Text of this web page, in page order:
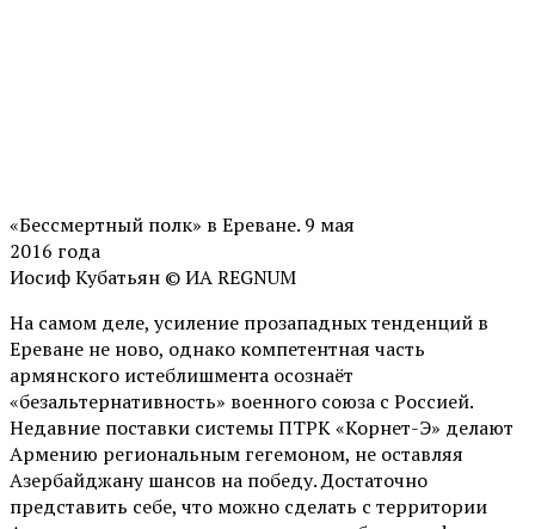
«Бессмертный полк» в Ереване. 9 мая
2016 года
Иосиф Кубатьян © ИА REGNUM
На самом деле, усиление прозападных тенденций в
Ереване не ново, однако компетентная часть
армянского истеблишмента осознаёт
«безальтернативность» военного союза с Россией.
Недавние поставки системы ПТРК «Корнет-Э» делают
Армению региональным гегемоном, не оставляя
Азербайджану шансов на победу. Достаточно
представить себе, что можно сделать с территории